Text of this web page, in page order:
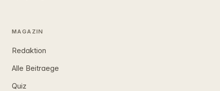
MAGAZIN
Redaktion
Alle Beitraege
Quiz